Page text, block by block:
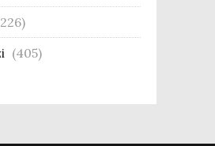
(405)